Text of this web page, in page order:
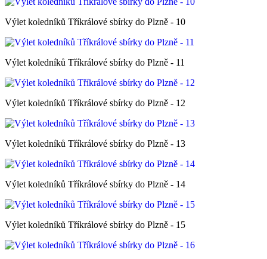
Výlet koledníků Tříkrálové sbírky do Plzně - 10
Výlet koledníků Tříkrálové sbírky do Plzně - 11
Výlet koledníků Tříkrálové sbírky do Plzně - 12
Výlet koledníků Tříkrálové sbírky do Plzně - 13
Výlet koledníků Tříkrálové sbírky do Plzně - 14
Výlet koledníků Tříkrálové sbírky do Plzně - 15